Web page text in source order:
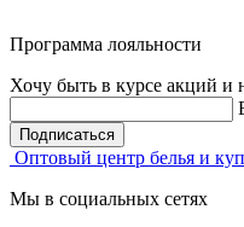
Программа лояльности
Хочу быть в курсе акций и
Подписаться
Оптовый центр белья и
Мы в социальных сетях